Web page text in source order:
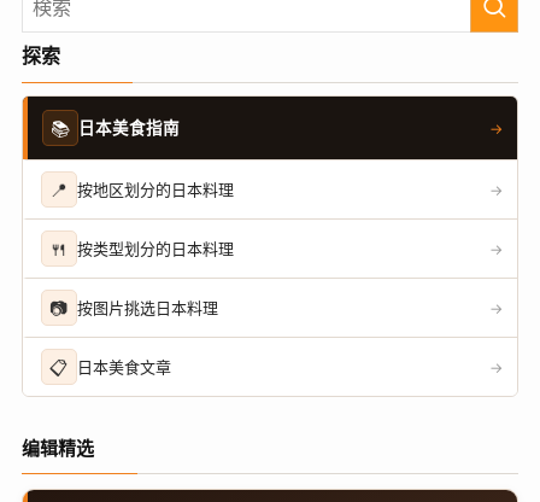
探索
📚 日本美食指南 →
📍 按地区划分的日本料理 →
🍴 按类型划分的日本料理 →
📷 按图片挑选日本料理 →
📋 日本美食文章 →
编辑精选